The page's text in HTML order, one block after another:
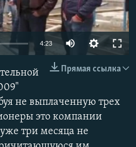
4:23
Прямая ссылка
не выплаченную трех
это компании
три месяца не